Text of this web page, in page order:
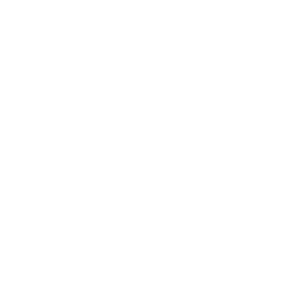
Автор: Нандагопал дас.
ведут знатоки!!! Или почему кришнаиты опасная секта!